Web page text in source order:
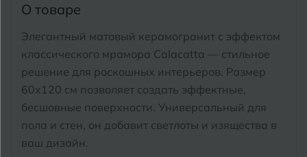
О товаре
Элегантный матовый керамогранит с эффектом
классического мрамора Calacatta — стильное
решение для роскошных интерьеров. Размер
60x120 см позволяет создать эффектные,
бесшовные поверхности. Универсальный для
пола и стен, он добавит светлоты и изящества в
ваш дизайн.
Ижевск
Кемерово
Ковров
Кострома
Тула
Тюмень
У Улан-Удэ